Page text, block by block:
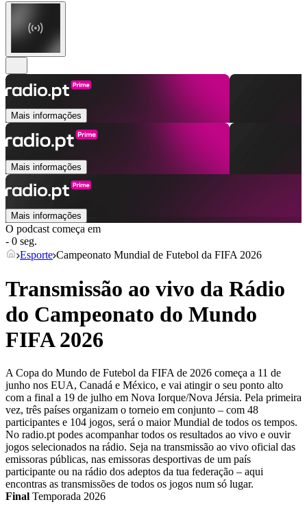
Mais informações
Mais informações
Mais informações
O podcast começa em
- 0 seg.
Esporte Campeonato Mundial de Futebol da FIFA 2026
Transmissão ao vivo da Rádio
do Campeonato do Mundo
FIFA 2026
A Copa do Mundo de Futebol da FIFA de 2026 começa a 11 de
junho nos EUA, Canadá e México, e vai atingir o seu ponto alto
com a final a 19 de julho em Nova Iorque/Nova Jérsia. Pela primeira
vez, três países organizam o torneio em conjunto – com 48
participantes e 104 jogos, será o maior Mundial de todos os tempos.
No radio.pt podes acompanhar todos os resultados ao vivo e ouvir
jogos selecionados na rádio. Seja na transmissão ao vivo oficial das
emissoras públicas, nas emissoras desportivas de um país
participante ou na rádio dos adeptos da tua federação – aqui
encontras as transmissões de todos os jogos num só lugar.
Final Temporada 2026